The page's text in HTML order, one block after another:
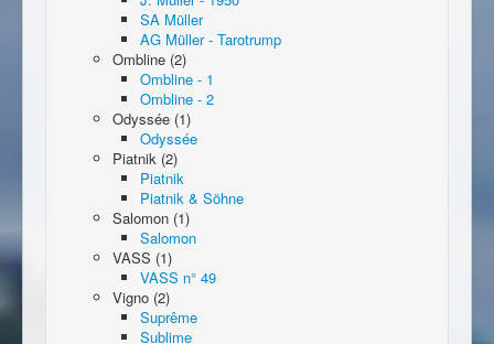
SA Müller
AG Müller - Tarotrump
Ombline (2)
Ombline - 1
Ombline - 2
Odyssée (1)
Odyssée
Piatnik (2)
Piatnik
Piatnik & Söhne
Salomon (1)
Salomon
VASS (1)
VASS n° 49
Vigno (2)
Suprême
Sublime